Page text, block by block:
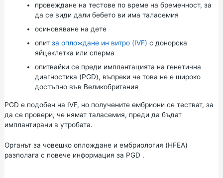
провеждане на тестове по време на бременност, за
да се види дали бебето ви има таласемия
осиновяване на дете
опит за оплождане ин витро (IVF) с донорска
яйцеклетка или сперма
опитвайки се преди имплантацията на генетична
диагностика (PGD), въпреки че това не е широко
достъпно във Великобритания
PGD е подобен на IVF, но получените ембриони се тестват, за
да се провери, че нямат таласемия, преди да бъдат
имплантирани в утробата.
Органът за човешко оплождане и ембриология (HFEA)
разполага с повече информация за PGD .